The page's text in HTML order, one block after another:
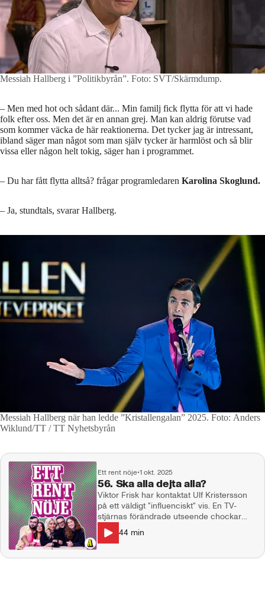
Messiah Hallberg i ”Politikbyrån”. Foto: SVT/Skärmdump.
– Men med hot och sådant där... Min familj fick flytta för att vi hade
folk efter oss. Men det är en annan grej. Man kan aldrig förutse vad
som kommer väcka de här reaktionerna. Det tycker jag är intressant,
ibland säger man något som man själv tycker är harmlöst och så blir
vissa eller någon helt tokig, säger han i programmet.
– Du har fått flytta alltså? frågar programledaren Karolina Skoglund.
– Ja, stundtals, svarar Hallberg.
Messiah Hallberg när han ledde ”Kristallengalan” 2025. Foto: Anders
Wiklund/TT / TT Nyhetsbyrån
Ett rent nöje•1 okt. 2025
56. Ska alla dejta alla?
Viktor Frisk har kontaktat Ulf Kristersson
på ett väldigt "influenciskt" vis. En TV-
stjärnas förändrade utseende chockar
världen över, blev det en stor flopp för
bisexuella SVT-satsningen och vi har
Demirian Genna, Linn Elmervik, Emanuel
44 min